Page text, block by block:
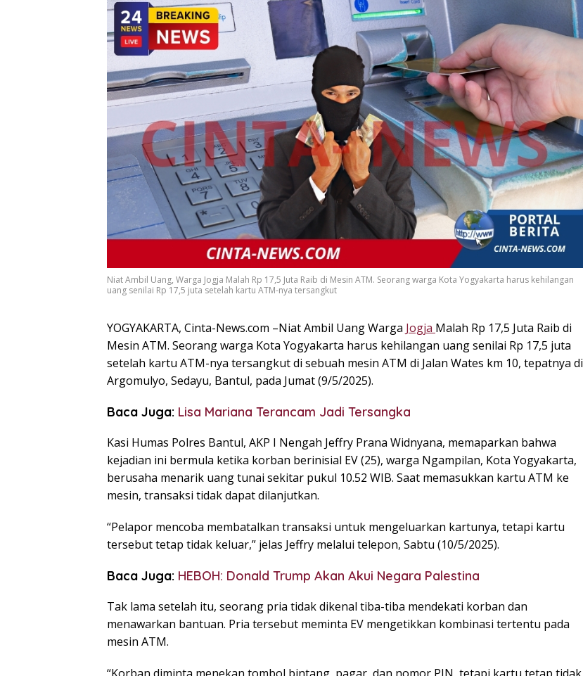
Niat Ambil Uang, Warga Jogja Malah Rp 17,5 Juta Raib di Mesin ATM. Seorang warga Kota Yogyakarta harus kehilangan
uang senilai Rp 17,5 juta setelah kartu ATM-nya tersangkut
YOGYAKARTA, Cinta-News.com –Niat Ambil Uang Warga Jogja Malah Rp 17,5 Juta Raib di
Mesin ATM. Seorang warga Kota Yogyakarta harus kehilangan uang senilai Rp 17,5 juta
setelah kartu ATM-nya tersangkut di sebuah mesin ATM di Jalan Wates km 10, tepatnya di
Argomulyo, Sedayu, Bantul, pada Jumat (9/5/2025).
Baca Juga: Lisa Mariana Terancam Jadi Tersangka
Kasi Humas Polres Bantul, AKP I Nengah Jeffry Prana Widnyana, memaparkan bahwa
kejadian ini bermula ketika korban berinisial EV (25), warga Ngampilan, Kota Yogyakarta,
berusaha menarik uang tunai sekitar pukul 10.52 WIB. Saat memasukkan kartu ATM ke
mesin, transaksi tidak dapat dilanjutkan.
“Pelapor mencoba membatalkan transaksi untuk mengeluarkan kartunya, tetapi kartu
tersebut tetap tidak keluar,” jelas Jeffry melalui telepon, Sabtu (10/5/2025).
Baca Juga: HEBOH: Donald Trump Akan Akui Negara Palestina
Tak lama setelah itu, seorang pria tidak dikenal tiba-tiba mendekati korban dan
menawarkan bantuan. Pria tersebut meminta EV mengetikkan kombinasi tertentu pada
mesin ATM.